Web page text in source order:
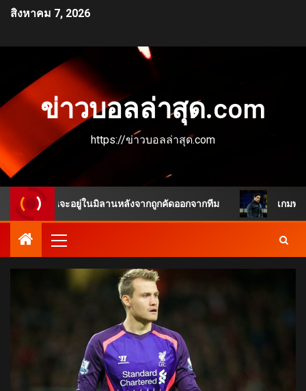
สิงหาคม 7, 2026
ข่าวบอลล่าสุด.com
https://ข่าวบอลล่าสุด.com
มือนจะอยู่ในมิลานหลังจากถูกคัดออกจากทีม เกมพลิกชัดเจน